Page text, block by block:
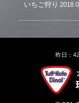
いちご狩り
昨日：